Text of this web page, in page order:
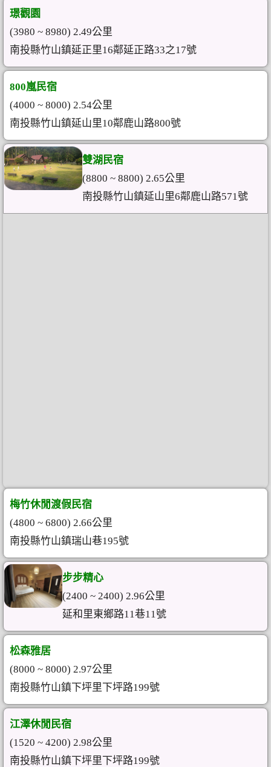
璟觀園
(3980 ~ 8980) 2.49公里
南投縣竹山鎮延正里16鄰延正路33之17號
800嵐民宿
(4000 ~ 8000) 2.54公里
南投縣竹山鎮延山里10鄰鹿山路800號
雙湖民宿
(8800 ~ 8800) 2.65公里
南投縣竹山鎮延山里6鄰鹿山路571號
梅竹休閒渡假民宿
(4800 ~ 6800) 2.66公里
南投縣竹山鎮瑞山巷195號
步步精心
(2400 ~ 2400) 2.96公里
延和里東鄉路11巷11號
松森雅居
(8000 ~ 8000) 2.97公里
南投縣竹山鎮下坪里下坪路199號
江澤休閒民宿
(1520 ~ 4200) 2.98公里
南投縣竹山鎮下坪里下坪路199號